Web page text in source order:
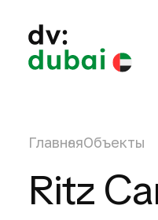
ГлавнаяОбъекты
Ritz